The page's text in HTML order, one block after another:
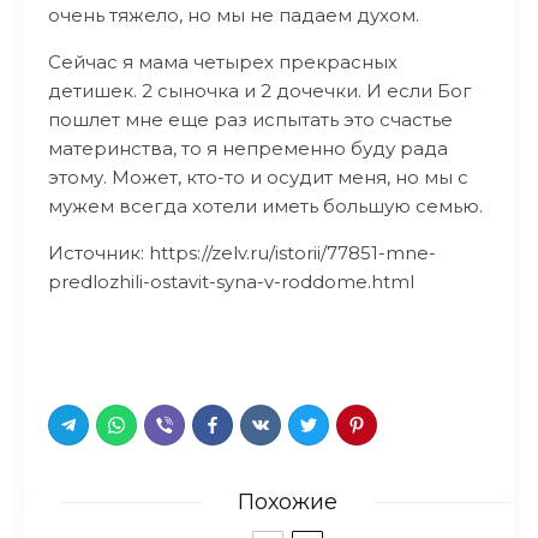
очень тяжело, но мы не падаем духом.
Сейчас я мама четырех прекрасных
детишек. 2 сыночка и 2 дочечки. И если Бог
пошлет мне еще раз испытать это счастье
материнства, то я непременно буду рада
этому. Может, кто-то и осудит меня, но мы с
мужем всегда хотели иметь большую семью.
Источник: https://zelv.ru/istorii/77851-mne-
predlozhili-ostavit-syna-v-roddome.html
Похожие